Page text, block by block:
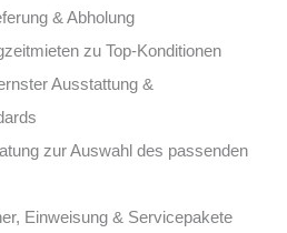
& Abholung
zu Top-Konditionen
Ausstattung &
zur Auswahl des passenden
Einweisung & Servicepakete